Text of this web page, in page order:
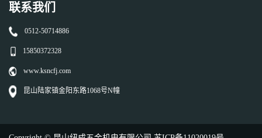
联系我们
0512-50714886
15850372328
www.ksncfj.com
昆山陆家镇金阳东路1068号N幢